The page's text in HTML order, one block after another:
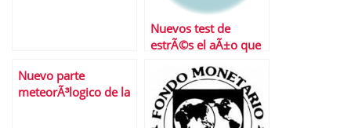
Nuevos test de
estrÃ©s el aÃ±o que
Nuevo parte
meteorÃ³logico de la